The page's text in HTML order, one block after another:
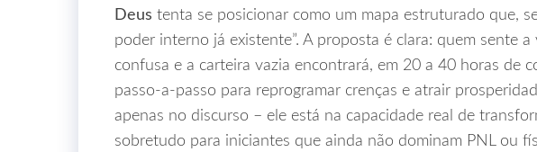
Deus tenta se posicionar como um mapa estruturado que,
poder interno já existente”. A proposta é clara: quem sente
confusa e a carteira vazia encontrará, em 20 a 40 horas de
passo‑a‑passo para reprogramar crenças e atrair
apenas no discurso – ele está na capacidade real de
sobretudo para iniciantes que ainda não dominam PNL ou